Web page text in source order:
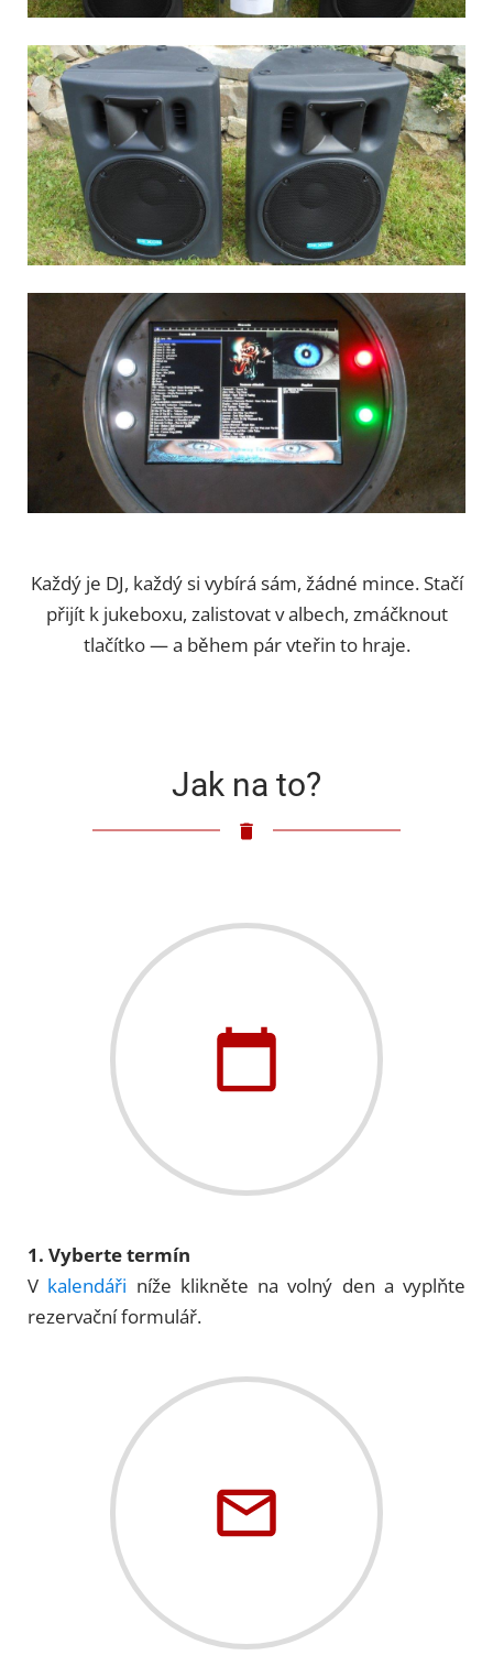
Každý je DJ, každý si vybírá sám, žádné mince. Stačí
přijít k jukeboxu, zalistovat v albech, zmáčknout
tlačítko — a během pár vteřin to hraje.
Jak na to?
1. Vyberte termín
V kalendáři níže klikněte na volný den a vyplňte
rezervační formulář.